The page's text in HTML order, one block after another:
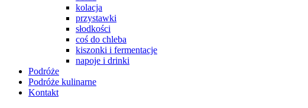
kolacja
przystawki
słodkości
coś do chleba
kiszonki i fermentacje
napoje i drinki
Podróże
Podróże kulinarne
Kontakt